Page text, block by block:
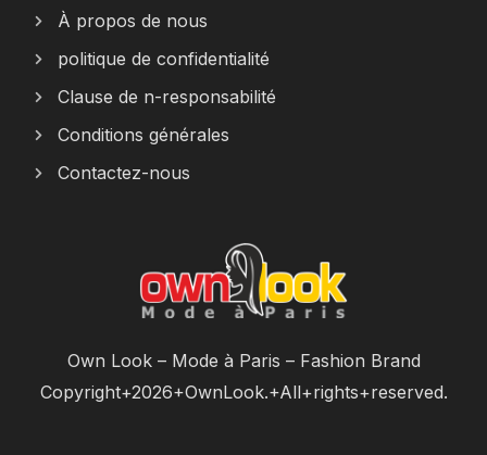
À propos de nous
politique de confidentialité
Clause de n-responsabilité
Conditions générales
Contactez-nous
Own Look – Mode à Paris – Fashion Brand
Copyright+2026+OwnLook.+All+rights+reserved.